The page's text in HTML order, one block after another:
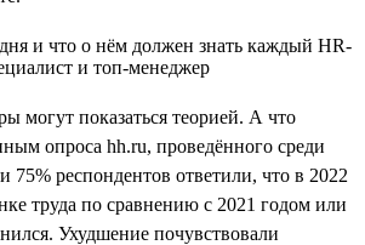
могут показаться теорией. А что
опроса hh.ru, проведённого среди
75% респондентов ответили, что в 2022
труда по сравнению с 2021 годом или
Ухудшение почувствовали